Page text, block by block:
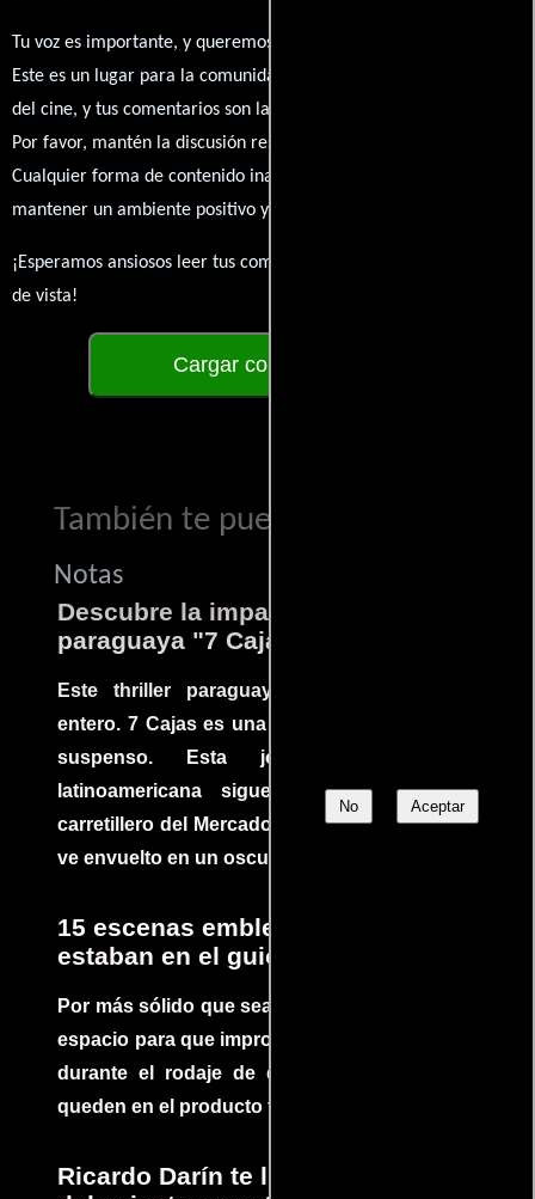
No Aceptar
Tu voz es importante, y queremos escuchar tus pensamientos.
Este es un lugar para la comunidad de admiradores y amantes
del cine, y tus comentarios son la esencia de esta conversación.
Por favor, mantén la discusión respetuosa y constructiva.
Cualquier forma de contenido inapropiado será eliminado para
mantener un ambiente positivo y enriquecedor para todos.
¡Esperamos ansiosos leer tus comentarios y conocer tus puntos
de vista!
Cargar comentarios
También te puede interesar...
Notas
Descubre la impactante película
paraguaya "7 Cajas"
Este thriller paraguayo cautivó al mundo
entero. 7 Cajas es una explosión de acción y
suspenso. Esta joya cinematográfica
latinoamericana sigue la historia de un
carretillero del Mercado 4 de Asunción que se
ve envuelto en un oscuro mundo de crimen
15 escenas emblemáticas que no
estaban en el guion
Por más sólido que sea un guión siempre hay
espacio para que improvisaciones que se dan
durante el rodaje de determinadas escenas
queden en el producto final.
Ricardo Darín te llevará al borde